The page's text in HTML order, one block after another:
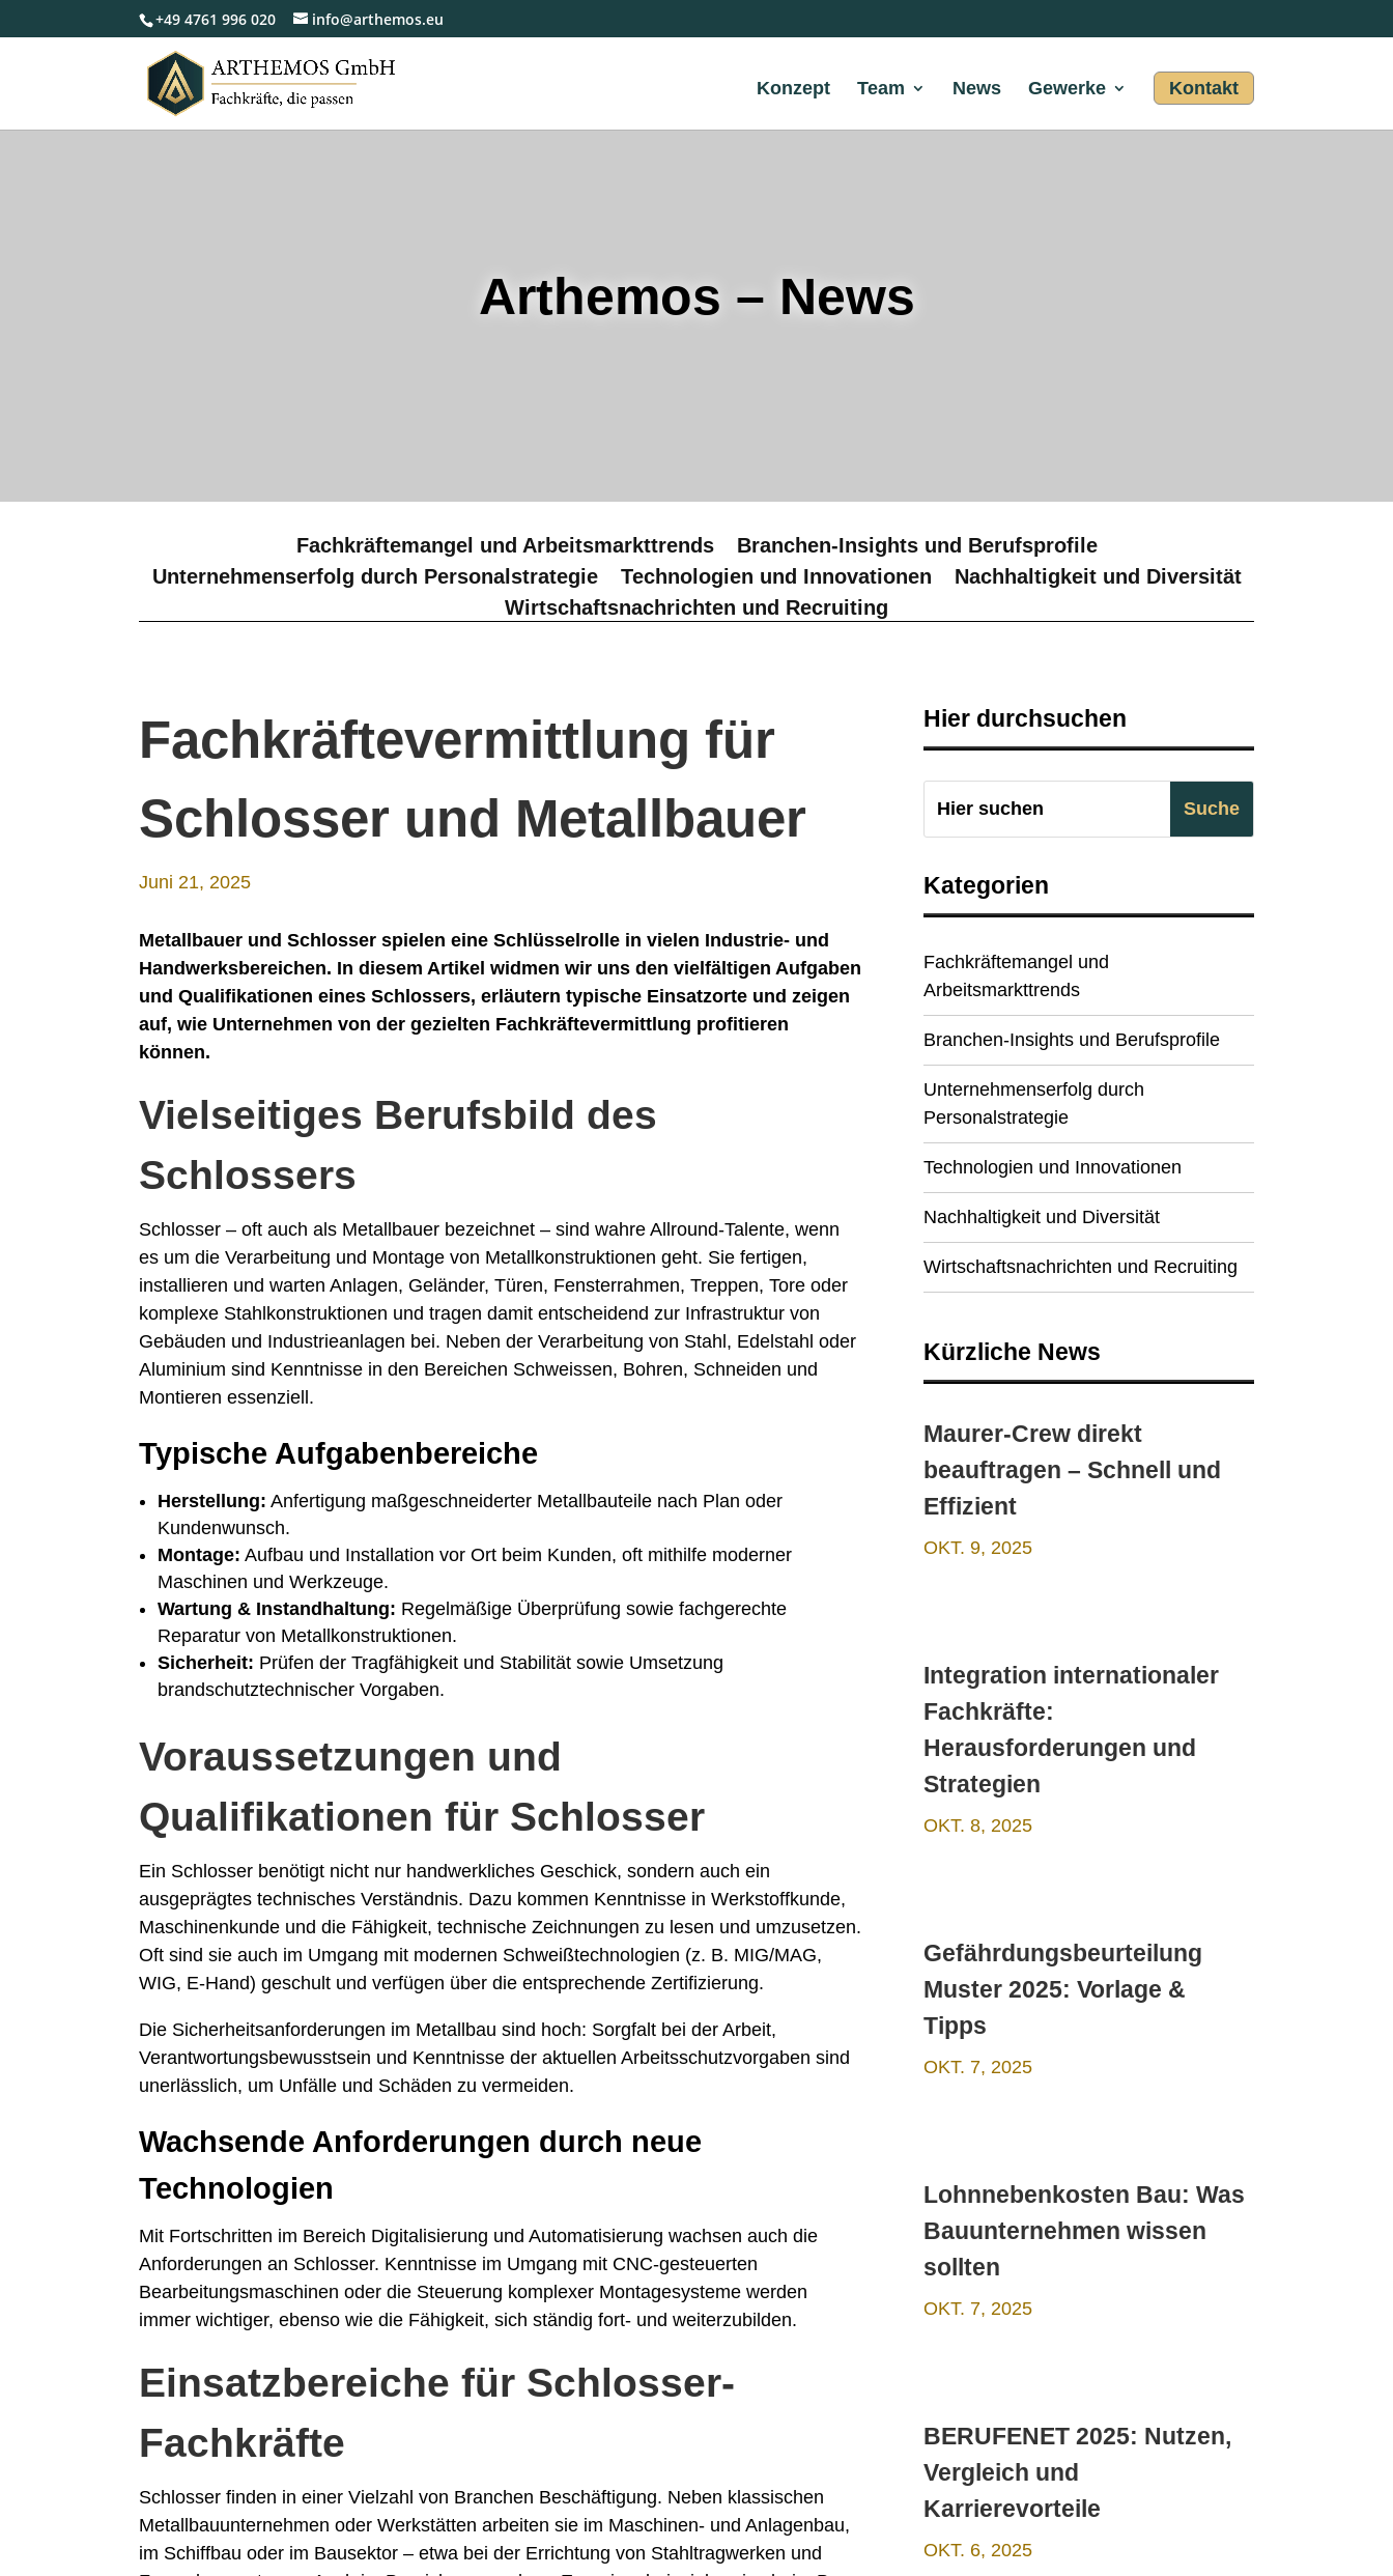
+49 4761 996 020 info@arthemos.eu
Konzept Team News Gewerke Kontakt
Arthemos – News
Fachkräftemangel und Arbeitsmarkttrends
Branchen-Insights und Berufsprofile
Unternehmenserfolg durch Personalstrategie
Technologien und Innovationen
Nachhaltigkeit und Diversität
Wirtschaftsnachrichten und Recruiting
Fachkräftevermittlung für
Schlosser und Metallbauer
Juni 21, 2025
Metallbauer und Schlosser spielen eine Schlüsselrolle in vielen Industrie- und
Handwerksbereichen. In diesem Artikel widmen wir uns den vielfältigen Aufgaben
und Qualifikationen eines Schlossers, erläutern typische Einsatzorte und zeigen
auf, wie Unternehmen von der gezielten Fachkräftevermittlung profitieren
können.
Vielseitiges Berufsbild des
Schlossers
Schlosser – oft auch als Metallbauer bezeichnet – sind wahre Allround-Talente, wenn
es um die Verarbeitung und Montage von Metallkonstruktionen geht. Sie fertigen,
installieren und warten Anlagen, Geländer, Türen, Fensterrahmen, Treppen, Tore oder
komplexe Stahlkonstruktionen und tragen damit entscheidend zur Infrastruktur von
Gebäuden und Industrieanlagen bei. Neben der Verarbeitung von Stahl, Edelstahl oder
Aluminium sind Kenntnisse in den Bereichen Schweissen, Bohren, Schneiden und
Montieren essenziell.
Typische Aufgabenbereiche
Herstellung: Anfertigung maßgeschneiderter Metallbauteile nach Plan oder
Kundenwunsch.
Montage: Aufbau und Installation vor Ort beim Kunden, oft mithilfe moderner
Maschinen und Werkzeuge.
Wartung & Instandhaltung: Regelmäßige Überprüfung sowie fachgerechte
Reparatur von Metallkonstruktionen.
Sicherheit: Prüfen der Tragfähigkeit und Stabilität sowie Umsetzung
brandschutztechnischer Vorgaben.
Voraussetzungen und
Qualifikationen für Schlosser
Ein Schlosser benötigt nicht nur handwerkliches Geschick, sondern auch ein
ausgeprägtes technisches Verständnis. Dazu kommen Kenntnisse in Werkstoffkunde,
Maschinenkunde und die Fähigkeit, technische Zeichnungen zu lesen und umzusetzen.
Oft sind sie auch im Umgang mit modernen Schweißtechnologien (z. B. MIG/MAG,
WIG, E-Hand) geschult und verfügen über die entsprechende Zertifizierung.
Die Sicherheitsanforderungen im Metallbau sind hoch: Sorgfalt bei der Arbeit,
Verantwortungsbewusstsein und Kenntnisse der aktuellen Arbeitsschutzvorgaben sind
unerlässlich, um Unfälle und Schäden zu vermeiden.
Wachsende Anforderungen durch neue
Technologien
Mit Fortschritten im Bereich Digitalisierung und Automatisierung wachsen auch die
Anforderungen an Schlosser. Kenntnisse im Umgang mit CNC-gesteuerten
Bearbeitungsmaschinen oder die Steuerung komplexer Montagesysteme werden
immer wichtiger, ebenso wie die Fähigkeit, sich ständig fort- und weiterzubilden.
Einsatzbereiche für Schlosser-
Fachkräfte
Schlosser finden in einer Vielzahl von Branchen Beschäftigung. Neben klassischen
Metallbauunternehmen oder Werkstätten arbeiten sie im Maschinen- und Anlagenbau,
im Schiffbau oder im Bausektor – etwa bei der Errichtung von Stahltragwerken und
Hier durchsuchen
Kategorien
Fachkräftemangel und
Arbeitsmarkttrends
Branchen-Insights und Berufsprofile
Unternehmenserfolg durch
Personalstrategie
Technologien und Innovationen
Nachhaltigkeit und Diversität
Wirtschaftsnachrichten und Recruiting
Kürzliche News
Maurer-Crew direkt
beauftragen – Schnell und
Effizient
OKT. 9, 2025
Integration internationaler
Fachkräfte:
Herausforderungen und
Strategien
OKT. 8, 2025
Gefährdungsbeurteilung
Muster 2025: Vorlage &
Tipps
OKT. 7, 2025
Lohnnebenkosten Bau: Was
Bauunternehmen wissen
sollten
OKT. 7, 2025
BERUFENET 2025: Nutzen,
Vergleich und
Karrierevorteile
OKT. 6, 2025